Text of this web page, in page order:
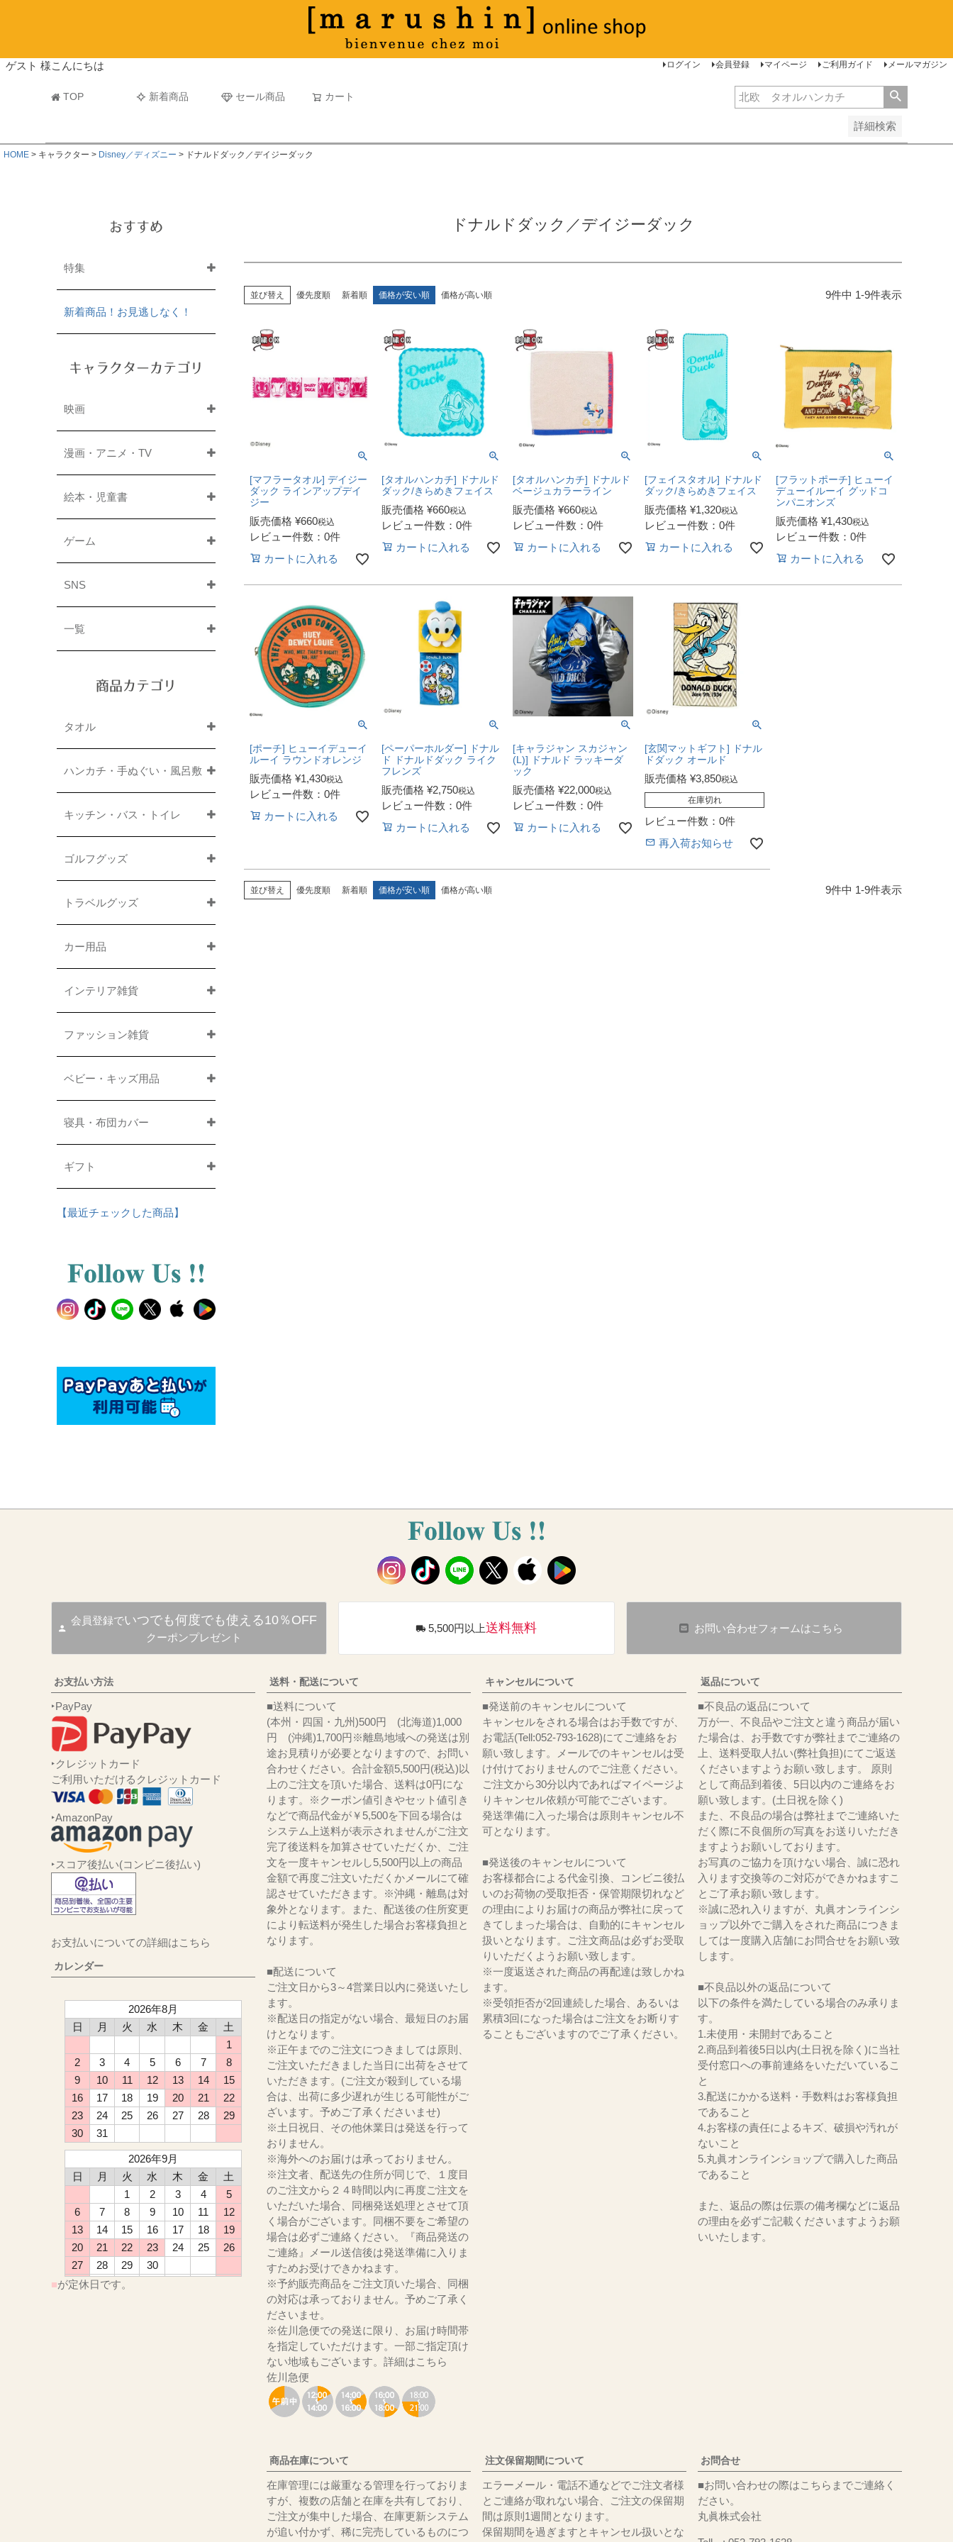
ゲスト 様こんにちは ログイン 会員登録 マイページ ご利用ガイド メールマガジン
TOP 新着商品 セール商品 カート
詳細検索
マフラータオル
並び順
新着順
古い順 価格が安い順
HOME キャラクター Disney／ディズニー ドナルドダック／デイジーダック
おすすめ
特集
新着商品！お見逃しなく！
キャラクターカテゴリ
映画
漫画・アニメ・TV
絵本・児童書
ゲーム
SNS
一覧
商品カテゴリ
タオル
ハンカチ・手ぬぐい・風呂敷
キッチン・バス・トイレ
ゴルフグッズ
トラベルグッズ
カー用品
インテリア雑貨
ファッション雑貨
ベビー・キッズ用品
寝具・布団カバー
ギフト
【最近チェックした商品】
ドナルドダック／デイジーダック
並び替え 優先度順 新着順 価格が安い順 価格が高い順 9件中 1-9件表示
[マフラータオル] デイジー
ダック ラインアップデイ
ジー
販売価格 ¥660税込
レビュー件数：0件
カートに入れる
[タオルハンカチ] ドナルド
ダック/きらめきフェイス
販売価格 ¥660税込
レビュー件数：0件
カートに入れる
[タオルハンカチ] ドナルド
ベージュカラーライン
販売価格 ¥660税込
レビュー件数：0件
カートに入れる
[フェイスタオル] ドナルド
ダック/きらめきフェイス
販売価格 ¥1,320税込
レビュー件数：0件
カートに入れる
[フラットポーチ] ヒューイ
デューイルーイ グッドコ
ンパニオンズ
販売価格 ¥1,430税込
レビュー件数：0件
カートに入れる
[ポーチ] ヒューイデューイ
ルーイ ラウンドオレンジ
販売価格 ¥1,430税込
レビュー件数：0件
カートに入れる
[ペーパーホルダー] ドナル
ド ドナルドダック ライク
フレンズ
販売価格 ¥2,750税込
レビュー件数：0件
カートに入れる
[キャラジャン スカジャン
(L)] ドナルド ラッキーダ
ック
販売価格 ¥22,000税込
レビュー件数：0件
カートに入れる
[玄関マットギフト] ドナル
ドダック オールド
販売価格 ¥3,850税込
在庫切れ
レビュー件数：0件
再入荷お知らせ
並び替え 優先度順 新着順 価格が安い順 価格が高い順 9件中 1-9件表示
会員登録でいつでも何度でも使える10％OFF
クーポンプレゼント
5,500円以上送料無料 お問い合わせフォームはこちら
お支払い方法
‣PayPay
‣クレジットカード
ご利用いただけるクレジットカード
‣AmazonPay
‣スコア後払い(コンビニ後払い)
お支払いについての詳細はこちら
カレンダー
2026年8月
日
月 火 水 木 金
土
1
2
3 4 5 6 7
8
9
10 11 12 13 14
15
16
17 18 19 20 21
22
23
24 25 26 27 28
29
30
31
2026年9月
日
月 火 水 木 金
土
1
2 3 4
5
6
7 8 9 10 11
12
13
14 15 16 17 18
19
20
21 22 23 24 25
26
27
28 29
30
■が定休日です。
送料・配送について
■送料について
(本州・四国・九州)500円 (北海道)1,000
円 (沖縄)1,700円※離島地域への発送は別
途お見積りが必要となりますので、お問い
合わせください。合計金額5,500円(税込)以
上のご注文を頂いた場合、送料は0円にな
ります。※クーポン値引きやセット値引き
などで商品代金が￥5,500を下回る場合は
システム上送料が表示されませんがご注文
完了後送料を加算させていただくか、ご注
文を一度キャンセルし5,500円以上の商品
金額で再度ご注文いただくかメールにて確
認させていただきます。※沖縄・離島は対
象外となります。また、配送後の住所変更
により転送料が発生した場合お客様負担と
なります。
■配送について
ご注文日から3～4営業日以内に発送いたし
ます。
※配送日の指定がない場合、最短日のお届
けとなります。
※正午までのご注文につきましては原則、
ご注文いただきました当日に出荷をさせて
いただきます。(ご注文が殺到している場
合は、出荷に多少遅れが生じる可能性がご
ざいます。予めご了承くださいませ)
※土日祝日、その他休業日は発送を行って
おりません。
※海外へのお届けは承っておりません。
※注文者、配送先の住所が同じで、１度目
のご注文から２４時間以内に再度ご注文を
いただいた場合、同梱発送処理とさせて頂
く場合がございます。同梱不要をご希望の
場合は必ずご連絡ください。『商品発送の
ご連絡』メール送信後は発送準備に入りま
すためお受けできかねます。
※予約販売商品をご注文頂いた場合、同梱
の対応は承っておりません。予めご了承く
ださいませ。
※佐川急便での発送に限り、お届け時間帯
を指定していただけます。一部ご指定頂け
ない地域もございます。 詳細はこちら
佐川急便
キャンセルについて
■発送前のキャンセルについて
キャンセルをされる場合はお手数ですが、
お電話(Tell:052-793-1628)にてご連絡をお
願い致します。メールでのキャンセルは受
け付けておりませんのでご注意ください。
ご注文から30分以内であればマイページよ
りキャンセル依頼が可能でございます。
発送準備に入った場合は原則キャンセル不
可となります。
■発送後のキャンセルについて
お客様都合による代金引換、コンビニ後払
いのお荷物の受取拒否・保管期限切れなど
の理由によりお届けの商品が弊社に戻って
きてしまった場合は、自動的にキャンセル
扱いとなります。ご注文商品は必ずお受取
りいただくようお願い致します。
※一度返送された商品の再配達は致しかね
ます。
※受領拒否が2回連続した場合、あるいは
累積3回になった場合はご注文をお断りす
ることもございますのでご了承ください。
返品について
■不良品の返品について
万が一、不良品やご注文と違う商品が届い
た場合は、お手数ですが弊社までご連絡の
上、送料受取人払い(弊社負担)にてご返送
くださいますようお願い致します。 原則
として商品到着後、5日以内のご連絡をお
願い致します。(土日祝を除く)
また、不良品の場合は弊社までご連絡いた
だく際に不良個所の写真をお送りいただき
ますようお願いしております。
お写真のご協力を頂けない場合、誠に恐れ
入ります交換等のご対応ができかねますこ
とご了承お願い致します。
※誠に恐れ入りますが、丸眞オンラインシ
ョップ以外でご購入をされた商品につきま
しては一度購入店舗にお問合せをお願い致
します。
■不良品以外の返品について
以下の条件を満たしている場合のみ承りま
す。
1.未使用・未開封であること
2.商品到着後5日以内(土日祝を除く)に当社
受付窓口への事前連絡をいただいているこ
と
3.配送にかかる送料・手数料はお客様負担
であること
4.お客様の責任によるキズ、破損や汚れが
ないこと
5.丸眞オンラインショップで購入した商品
であること
また、返品の際は伝票の備考欄などに返品
の理由を必ずご記載くださいますようお願
いいたします。
商品在庫について
在庫管理には厳重なる管理を行っておりま
すが、複数の店舗と在庫を共有しており、
ご注文が集中した場合、在庫更新システム
が追い付かず、稀に完売しているものにつ
注文保留期間について
エラーメール・電話不通などでご注文者様
とご連絡が取れない場合、ご注文の保留期
間は原則1週間となります。
保留期間を過ぎますとキャンセル扱いとな
お問合せ
■お問い合わせの際はこちらまでご連絡く
ださい。
丸眞株式会社